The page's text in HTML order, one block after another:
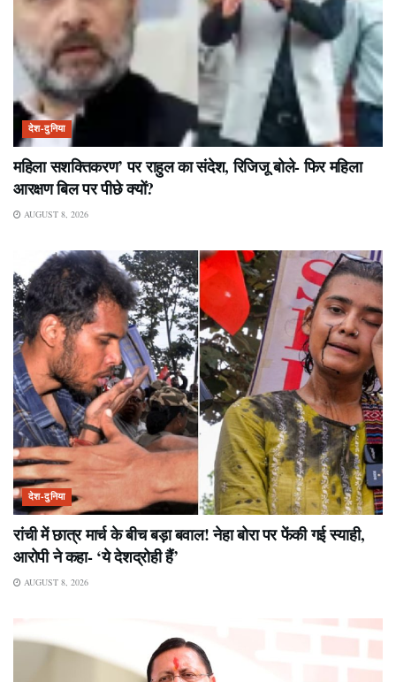
देश-दुनिया
महिला सशक्तिकरण’ पर राहुल का संदेश, रिजिजू बोले- फिर महिला
आरक्षण बिल पर पीछे क्यों?
AUGUST 8, 2026
देश-दुनिया
रांची में छात्र मार्च के बीच बड़ा बवाल! नेहा बोरा पर फेंकी गई स्याही,
आरोपी ने कहा- ‘ये देशद्रोही हैं’
AUGUST 8, 2026